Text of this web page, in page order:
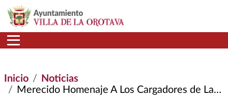
Pasar al contenido principal
Inicio
Noticias
Merecido Homenaje A Los Cargadores de Las Andas del Corpus Christi